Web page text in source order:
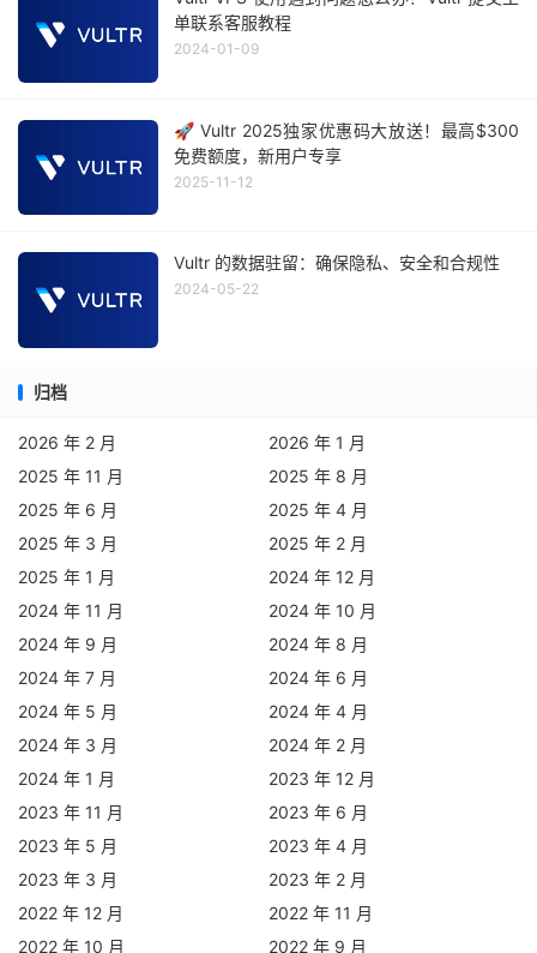
单联系客服教程
2024-01-09
🚀 Vultr 2025独家优惠码大放送！最高$300
免费额度，新用户专享
2025-11-12
Vultr 的数据驻留：确保隐私、安全和合规性
2024-05-22
归档
2026 年 2 月
2026 年 1 月
2025 年 11 月
2025 年 8 月
2025 年 6 月
2025 年 4 月
2025 年 3 月
2025 年 2 月
2025 年 1 月
2024 年 12 月
2024 年 11 月
2024 年 10 月
2024 年 9 月
2024 年 8 月
2024 年 7 月
2024 年 6 月
2024 年 5 月
2024 年 4 月
2024 年 3 月
2024 年 2 月
2024 年 1 月
2023 年 12 月
2023 年 11 月
2023 年 6 月
2023 年 5 月
2023 年 4 月
2023 年 3 月
2023 年 2 月
2022 年 12 月
2022 年 11 月
2022 年 10 月
2022 年 9 月